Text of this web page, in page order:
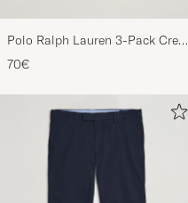
Polo Ralph Lauren 3-Pack Crew
Neck T-Shirt
White/Black/Andover Heather
70€